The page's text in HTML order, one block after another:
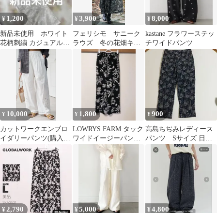
¥ 1,200
新品未使用 ホワイト
花柄刺繍 カジュアルパ
¥3,900
フェリシモ サニーク
ラウズ 冬の花畑キュ
ロパン サイズM
¥8,000
kastane フラワーステッ
チワイドパンツ
¥ 10,000
カットワークエンブロ
イダリーパンツ(購入時
の価格:17600円)
¥ 1,800
LOWRYS FARM タック
ワイドイージーパン
ツ 花柄10 M
¥900
高島ちぢみレディース
パンツ Sサイズ 日本
¥2,790 ¥5,000 ¥4,800